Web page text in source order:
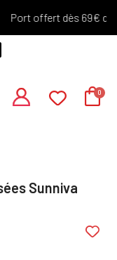
Port offert dès 69€
Sunniva